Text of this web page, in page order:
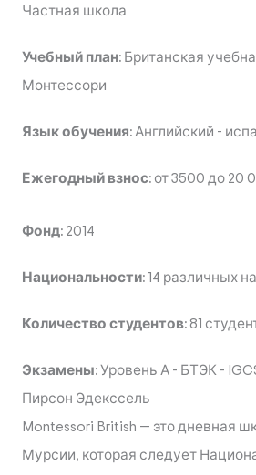
Частная школа
Учебный план: Британская
Монтессори
Язык обучения: Английский -
Ежегодный взнос: от 3500 до 20
Фонд: 2014
Национальности: 14 различных
Количество студентов: 81
Экзамены: Уровень А - БТЭК -
Пирсон Эдекссель
Montessori British — это дневная
Мурсии, которая следует